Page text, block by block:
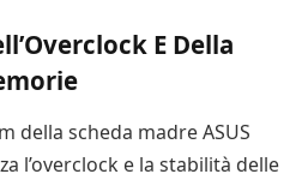
E Della
della scheda madre ASUS
l’overclock e la stabilità delle